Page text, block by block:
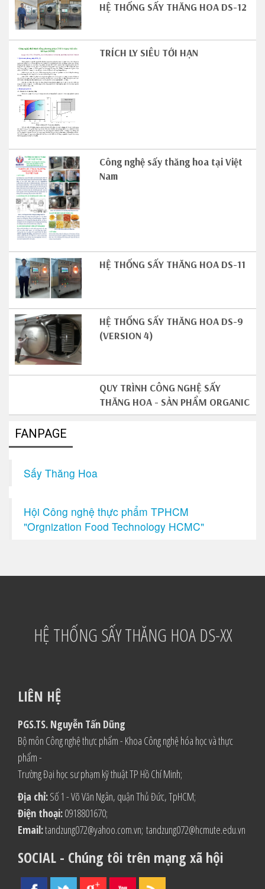
HỆ THỐNG SẤY THĂNG HOA DS-12
TRÍCH LY SIÊU TỚI HẠN
Công nghệ sấy thăng hoa tại Việt
Nam
HỆ THỐNG SẤY THĂNG HOA DS-11
HỆ THỐNG SẤY THĂNG HOA DS-9
(VERSION 4)
QUY TRÌNH CÔNG NGHỆ SẤY
THĂNG HOA - SẢN PHẨM ORGANIC
FANPAGE
Sấy Thăng Hoa
Hội Công nghệ thực phẩm TPHCM
"Orgnization Food Technology HCMC"
HỆ THỐNG SẤY THĂNG HOA DS-XX
LIÊN HỆ
PGS.TS. Nguyễn Tấn Dũng
Bộ môn Công nghệ thực phẩm - Khoa Công nghệ hóa học và thực
phẩm -
Trường Đại học sư phạm kỹ thuật TP Hồ Chí Minh;
Địa chỉ:Số 1 - Võ Văn Ngân, quận Thủ Đức, TpHCM;
Điện thoại:0918801670;
Email:tandzung072@yahoo.com.vn; tandzung072@hcmute.edu.vn
SOCIAL - Chúng tôi trên mạng xã hội